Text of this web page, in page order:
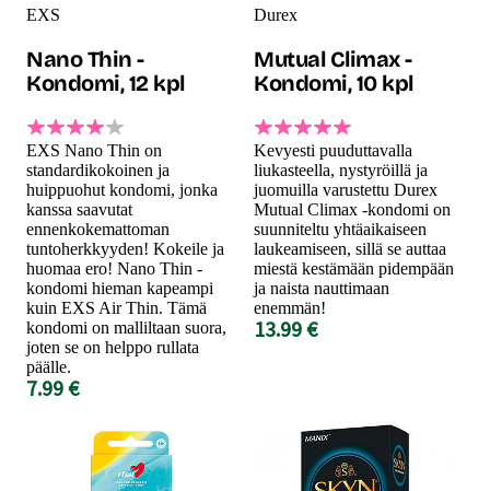
EXS
Nano Thin -
Kondomi, 12 kpl
EXS Nano Thin on
standardikokoinen ja
huippuohut kondomi, jonka
kanssa saavutat
ennenkokemattoman
tuntoherkkyyden! Kokeile ja
huomaa ero! Nano Thin -
kondomi hieman kapeampi
kuin EXS Air Thin. Tämä
kondomi on malliltaan suora,
joten se on helppo rullata
päälle.
7.99 €
Durex
Mutual Climax -
Kondomi, 10 kpl
Kevyesti puuduttavalla
liukasteella, nystyröillä ja
juomuilla varustettu Durex
Mutual Climax -kondomi on
suunniteltu yhtäaikaiseen
laukeamiseen, sillä se auttaa
miestä kestämään pidempään
ja naista nauttimaan
enemmän!
13.99 €